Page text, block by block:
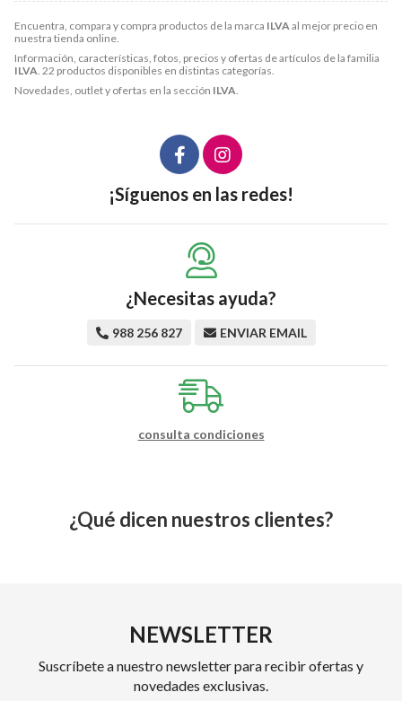
Encuentra, compara y compra productos de la marca ILVAal mejor precio en
nuestra tienda online.
Información, características, fotos, precios y ofertas de artículos de la familia
ILVA. 22 productos disponibles en distintas categorías.
Novedades, outlet y ofertas en la sección ILVA.
¡Síguenos en las redes!
¿Necesitas ayuda?
988 256 827 ENVIAR EMAIL
consulta condiciones
¿Qué dicen nuestros clientes?
NEWSLETTER
Suscríbete a nuestro newsletter para recibir ofertas y
novedades exclusivas.